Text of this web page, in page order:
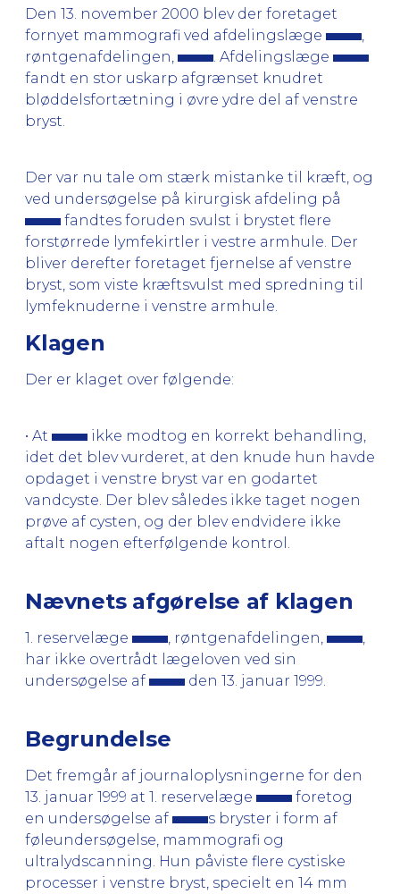
Den 13. november 2000 blev der foretaget
fornyet mammografi ved afdelingslæge
røntgenafdelingen,
. Afdelingslæge
fandt en stor uskarp afgrænset knudret
bløddelsfortætning i øvre ydre del af venstre
bryst.
Der var nu tale om stærk mistanke til kræft, og
ved undersøgelse på kirurgisk afdeling på
fandtes foruden svulst i brystet flere
forstørrede lymfekirtler i vestre armhule. Der
bliver derefter foretaget fjernelse af venstre
bryst, som viste kræftsvulst med spredning til
lymfeknuderne i venstre armhule.
Klagen
Der er klaget over følgende:
• At
ikke modtog en korrekt behandling,
idet det blev vurderet, at den knude hun havde
opdaget i venstre bryst var en godartet
vandcyste. Der blev således ikke taget nogen
prøve af cysten, og der blev endvidere ikke
aftalt nogen efterfølgende kontrol.
Nævnets afgørelse af klagen
1. reservelæge , røntgenafdelingen,
har ikke overtrådt lægeloven ved sin
undersøgelse af
den 13. januar 1999.
Begrundelse
Det fremgår af journaloplysningerne for den
13. januar 1999 at 1. reservelæge
foretog
en undersøgelse af
s bryster i form af
føleundersøgelse, mammografi og
ultralydscanning. Hun påviste flere cystiske
processer i venstre bryst, specielt en 14 mm